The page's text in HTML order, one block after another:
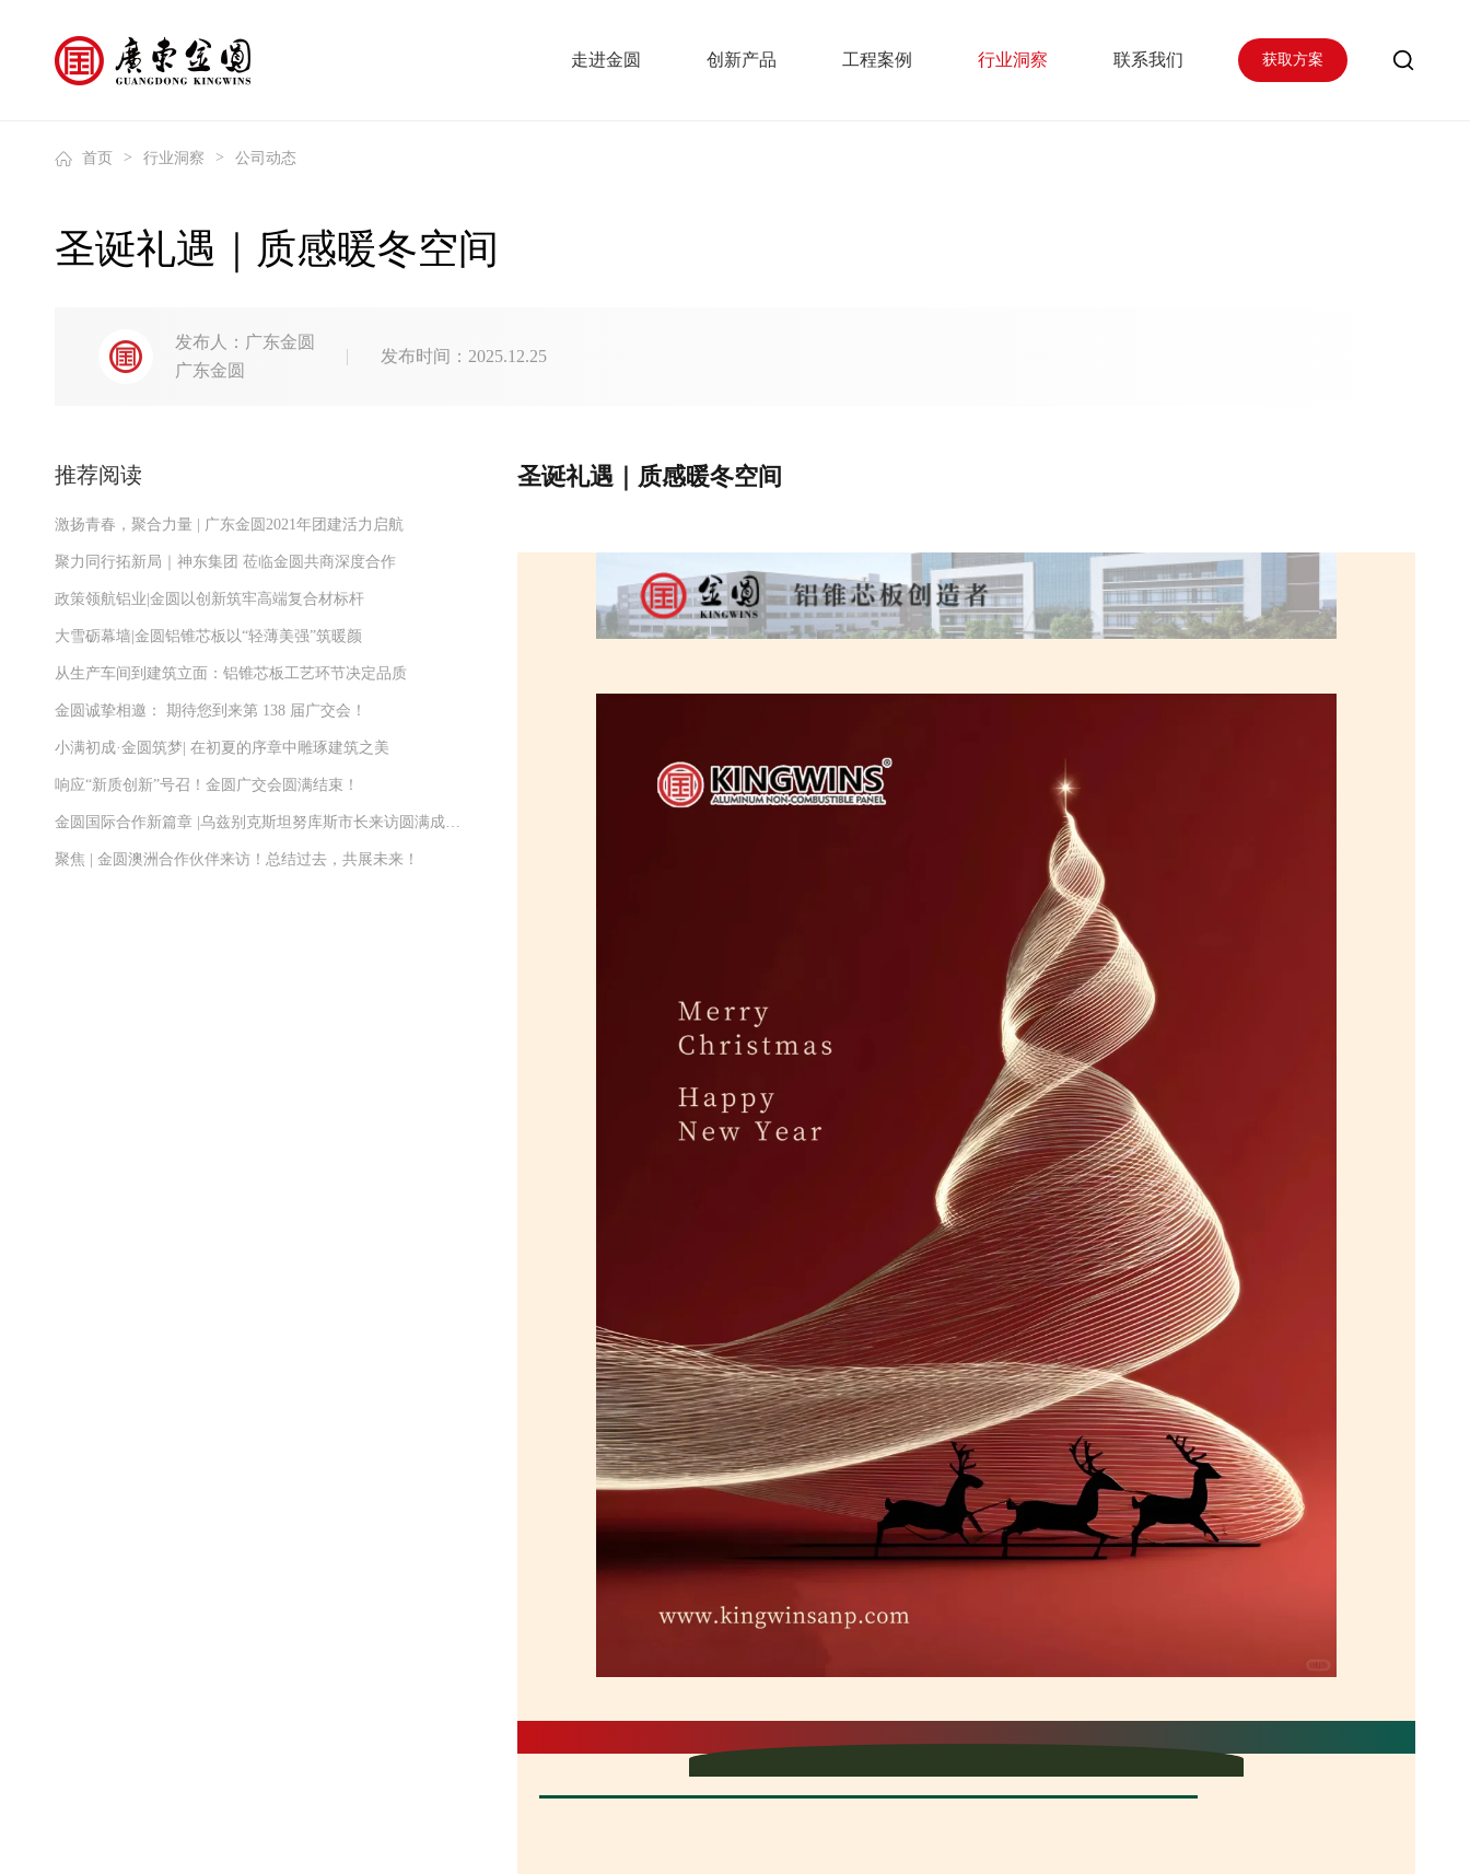
走进金圆 创新产品 工程案例 行业洞察 联系我们 获取方案
首页 > 行业洞察 > 公司动态
圣诞礼遇｜质感暖冬空间
发布人：广东金圆
广东金圆
发布时间：2025.12.25
推荐阅读
激扬青春，聚合力量 | 广东金圆2021年团建活力启航
聚力同行拓新局｜神东集团 莅临金圆共商深度合作
政策领航铝业|金圆以创新筑牢高端复合材标杆
大雪砺幕墙|金圆铝锥芯板以“轻薄美强”筑暖颜
从生产车间到建筑立面：铝锥芯板工艺环节决定品质
金圆诚挚相邀： 期待您到来第 138 届广交会！
小满初成·金圆筑梦| 在初夏的序章中雕琢建筑之美
响应“新质创新”号召！金圆广交会圆满结束！
金圆国际合作新篇章 |乌兹别克斯坦努库斯市长来访圆满成功！
聚焦 | 金圆澳洲合作伙伴来访！总结过去，共展未来！
圣诞礼遇｜质感暖冬空间